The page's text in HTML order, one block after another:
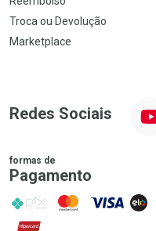
Troca ou Devolução
Marketplace
Redes Sociais
formas de
Pagamento
PIX MasterCard
VISA ELO
Hipercard